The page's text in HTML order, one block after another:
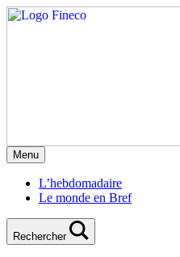
Menu
L’hebdomadaire
Le monde en Bref
Rechercher